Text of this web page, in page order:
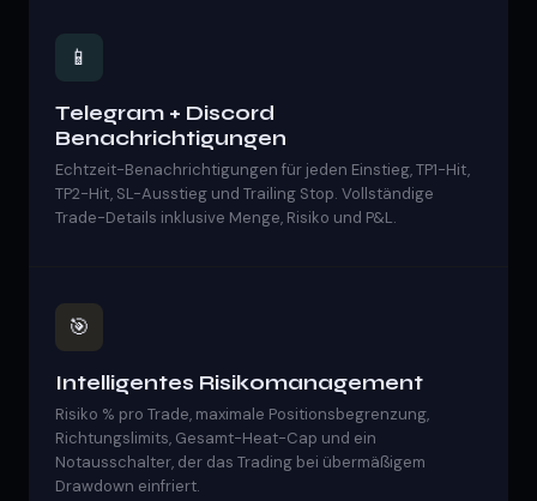
📱
Telegram + Discord
Benachrichtigungen
Echtzeit-Benachrichtigungen für jeden Einstieg, TP1-Hit,
TP2-Hit, SL-Ausstieg und Trailing Stop. Vollständige
Trade-Details inklusive Menge, Risiko und P&L.
🎯
Intelligentes Risikomanagement
Risiko % pro Trade, maximale Positionsbegrenzung,
Richtungslimits, Gesamt-Heat-Cap und ein
Notausschalter, der das Trading bei übermäßigem
Drawdown einfriert.